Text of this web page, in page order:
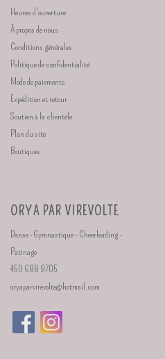
Heures d'ouverture
À propos de nous
Conditions générales
Politique de confidentialité
Mode de paiements
Expédition et retour
Soutien à la clientèle
Plan du site
Boutiques
ORYA PAR VIREVOLTE
Danse - Gymnastique - Cheerleading -
Patinage
450 688 9705
oryaparvirevolte@hotmail.com